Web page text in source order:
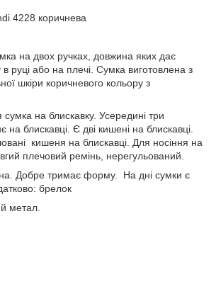
4228 коричнева
на двох ручках, довжина яких дає
руці або на плечі. Сумка виготовлена з
шкіри коричневого кольору з
на блискавку. Усередині три
на блискавці. Є дві кишені на блискавці.
кишеня на блискавці. Для носіння на
плечовий ремінь, нерегульований.
Добре тримає форму. На дні сумки є
брелок
метал.